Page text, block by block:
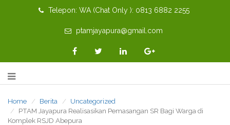
Telepon: WA (Chat Only ): 0813 6882 2255
ptamjayapura@gmail.com
Home Berita
Uncategorized
PTAM Jayapura Realisasikan Pemasangan SR Bagi Warga di
Komplek RSJD Abepura